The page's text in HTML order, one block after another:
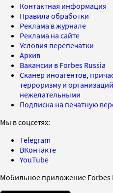
Контактная информация
Правила обработки
Реклама в журнале
Реклама на сайте
Условия перепечатки
Архив
Вакансии в Forbes Russia
Сканер иноагентов,
терроризму и
нежелательными
Подписка на печатную
Мы в соцсетях:
Telegram
ВКонтакте
YouTube
Мобильное приложение Forbes